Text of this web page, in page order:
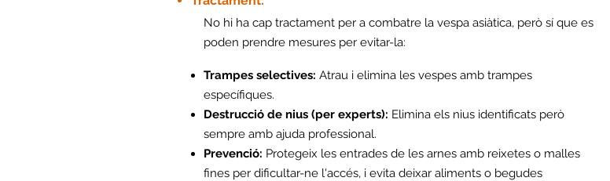
No hi ha cap tractament per a combatre la vespa asiàtica, però sí que es
poden prendre mesures per evitar-la:
Trampes selectives: Atrau i elimina les vespes amb trampes
específiques.
Destrucció de nius (per experts): Elimina els nius identificats però
sempre amb ajuda professional.
Prevenció: Protegeix les entrades de les arnes amb reixetes o malles
fines per dificultar-ne l'accés, i evita deixar aliments o begudes